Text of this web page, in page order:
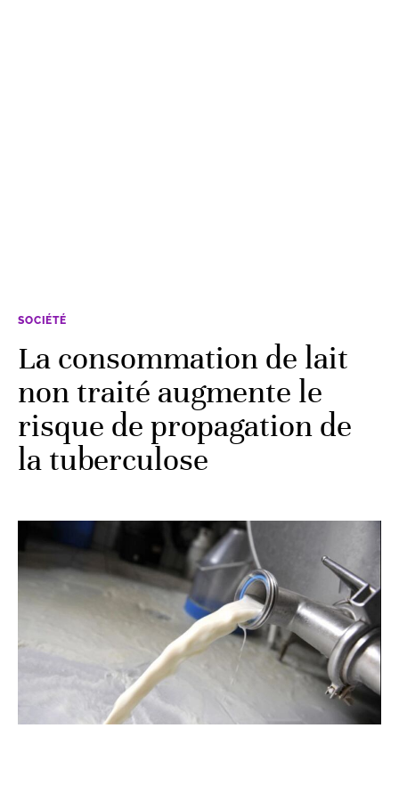
SOCIÉTÉ
La consommation de lait
non traité augmente le
risque de propagation de
la tuberculose